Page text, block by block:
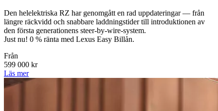
Den helelektriska RZ har genomgått en rad uppdateringar — från
längre räckvidd och snabbare laddningstider till introduktionen av
den första generationens steer-by-wire-system.
Just nu! 0 % ränta med Lexus Easy Billån.
Från
599 000 kr
Läs mer